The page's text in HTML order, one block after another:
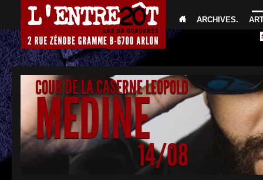
ARCHIVES.
COUR DE LA CASERNE LEOPOLD
MEDINE
14/08